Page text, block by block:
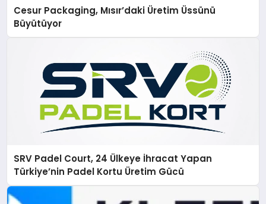
Cesur Packaging, Mısır’daki Üretim Üssünü
Büyütüyor
SRV Padel Court, 24 Ülkeye İhracat Yapan
Türkiye’nin Padel Kortu Üretim Gücü